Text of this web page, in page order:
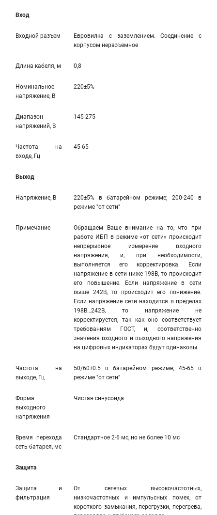
Вход
Входной разъем
Евровилка с заземлением. Соединение с
корпусом неразъемное
Длина кабеля, м 0,8
Номинальное
напряжение, В
220±5%
Диапазон
напряжений, В
145-275
Частота на
входе, Гц
45-65
Выход
Напряжение, В
220±5% в батарейном режиме; 200-240 в
режиме "от сети"
Примечание
Обращаем Ваше внимание на то, что при
работе ИБП в режиме «от сети» происходит
непрерывное измерение входного
напряжения, и, при необходимости,
выполняется его корректировка. Если
напряжение в сети ниже 198В, то происходит
его повышение. Если напряжение в сети
выше 242В, то происходит его понижение.
Если напряжение сети находится в пределах
198В…242В, то напряжение не
корректируется, так как оно соответствует
требованиям ГОСТ, и, соответственно
значения входного и выходного напряжения
на цифровых индикаторах будут одинаковы.
Частота на
выходе, Гц
50/60±0.5 в батарейном режиме; 45-65 в
режиме "от сети"
Форма
выходного
напряжения
Чистая синусоида
Время перехода
сеть-батарея, мс
Стандартное 2-6 мс, но не более 10 мс
Защита
Защита и
фильтрация
От сетевых высокочастотных,
низкочастотных и импульсных помех, от
короткого замыкания, перегрузки, перегрева,